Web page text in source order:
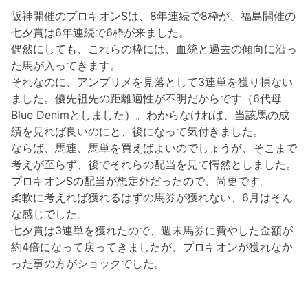
阪神開催のプロキオンSは、8年連続で8枠が、福島開催の
七夕賞は6年連続で6枠が来ました。
偶然にしても、これらの枠には、血統と過去の傾向に沿っ
た馬が入ってきます。
それなのに、アンプリメを見落として3連単を獲り損ない
ました。優先祖先の距離適性が不明だからです（6代母
Blue Denimとしました）。わからなければ、当該馬の成
績を見れば良いのにと、後になって気付きました。
ならば、馬連、馬単を買えばよいのでしょうが、そこまで
考えが至らず、後でそれらの配当を見て愕然としました。
プロキオンSの配当が想定外だったので、尚更です。
柔軟に考えれば獲れるはずの馬券が獲れない、6月はそん
な感じでした。
七夕賞は3連単を獲れたので、週末馬券に費やした金額が
約4倍になって戻ってきましたが、プロキオンが獲れなか
った事の方がショックでした。